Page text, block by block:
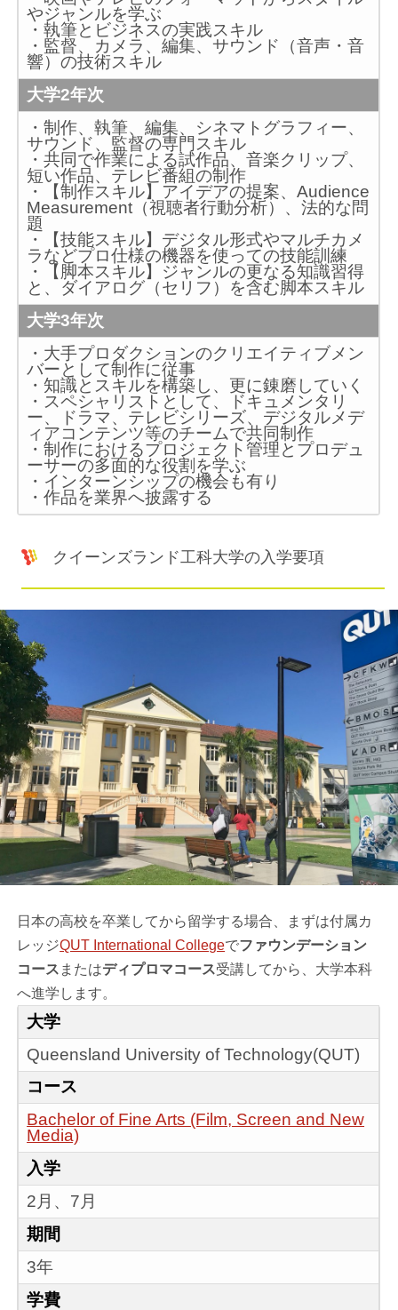
やジャンルを学ぶ
・執筆とビジネスの実践スキル
・監督、カメラ、編集、サウンド（音声・音
響）の技術スキル
大学2年次
・制作、執筆、編集、シネマトグラフィー、
サウンド、監督の専門スキル
・共同で作業による試作品、音楽クリップ、
短い作品、テレビ番組の制作
・【制作スキル】アイデアの提案、Audience
Measurement（視聴者行動分析）、法的な問
題
・【技能スキル】デジタル形式やマルチカメ
ラなどプロ仕様の機器を使っての技能訓練
・【脚本スキル】ジャンルの更なる知識習得
と、ダイアログ（セリフ）を含む脚本スキル
大学3年次
・大手プロダクションのクリエイティブメン
バーとして制作に従事
・知識とスキルを構築し、更に錬磨していく
・スペシャリストとして、ドキュメンタリ
ー、ドラマ、テレビシリーズ、デジタルメデ
ィアコンテンツ等のチームで共同制作
・制作におけるプロジェクト管理とプロデュ
ーサーの多面的な役割を学ぶ
・インターンシップの機会も有り
・作品を業界へ披露する
クイーンズランド工科大学の入学要項
日本の高校を卒業してから留学する場合、まずは付属カ
レッジQUT International Collegeでファウンデーション
コース またはディプロマコース受講してから、大学本科
へ進学します。
大学
Queensland University of Technology(QUT)
コース
Bachelor of Fine Arts (Film, Screen and New
Media)
入学
2月、7月
期間
3年
学費